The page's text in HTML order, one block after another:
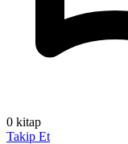
0 kitap
Takip Et